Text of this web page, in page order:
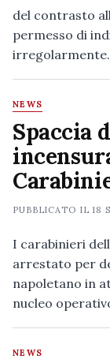
del contrasto
permesso di
NEWS
Spaccia
PUBBLICATO IL18
I carabinieri
arrestato per
napoletano in
nucleo
NEWS